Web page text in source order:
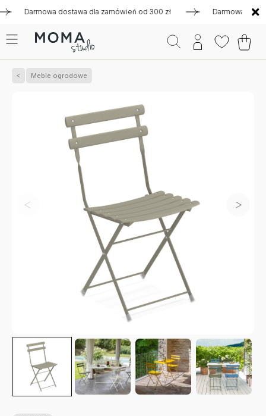
Darmowa dostawa dla zamówień od 300 zł Darmowa dostawa
Meble ogrodowe